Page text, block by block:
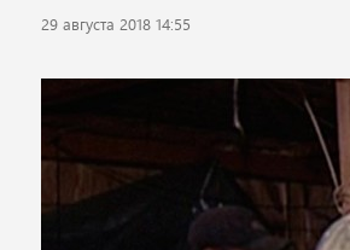
29 августа 2018 14:55